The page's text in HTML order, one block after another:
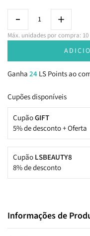
Máx. unidades por compra: 10
Ganha24LS Points ao
Cupões disponíveis
CupãoGIFT
5% de desconto + Oferta
CupãoLSBEAUTY8
8% de desconto
Informações de